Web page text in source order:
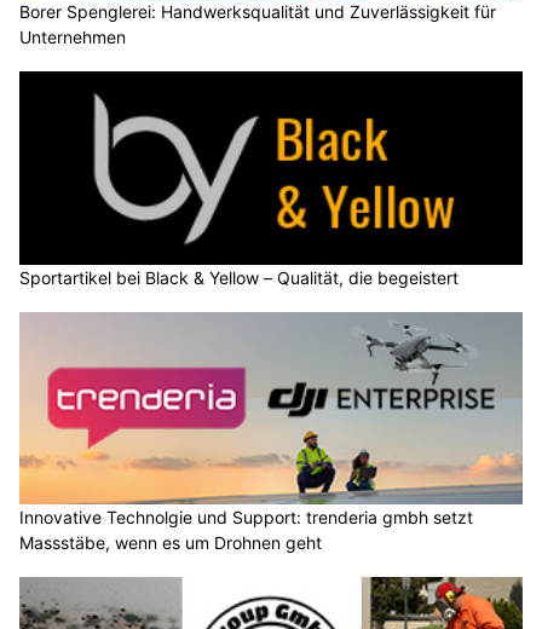
Borer Spenglerei: Handwerksqualität und Zuverlässigkeit für
Unternehmen
Sportartikel bei Black & Yellow – Qualität, die begeistert
Innovative Technolgie und Support: trenderia gmbh setzt
Massstäbe, wenn es um Drohnen geht